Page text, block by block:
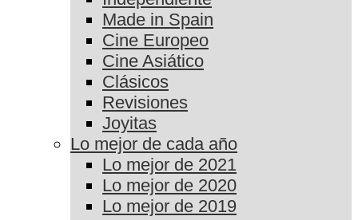
Made in Spain
Cine Europeo
Cine Asiático
Clásicos
Revisiones
Joyitas
Lo mejor de cada año
Lo mejor de 2021
Lo mejor de 2020
Lo mejor de 2019